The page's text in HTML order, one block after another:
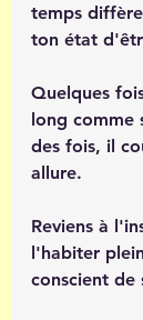
temps
ton état
Quelques
long comme
des fois, il
allure.
Reviens à
l'habiter
conscient de